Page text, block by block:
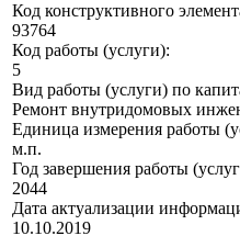
Код конструктивного
93764
Код работы (услуги):
5
Вид работы (услуги) по
Ремонт внутридомовых
Единица измерения работы
м.п.
Год завершения работы
2044
Дата актуализации
10.10.2019